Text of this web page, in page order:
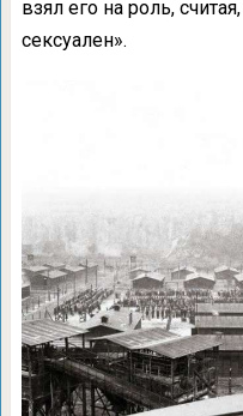
взял его на роль,
сексуален».